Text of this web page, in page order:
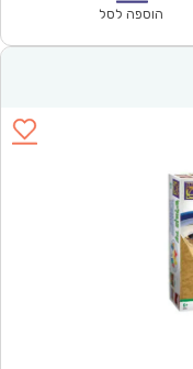
הוספה לסל